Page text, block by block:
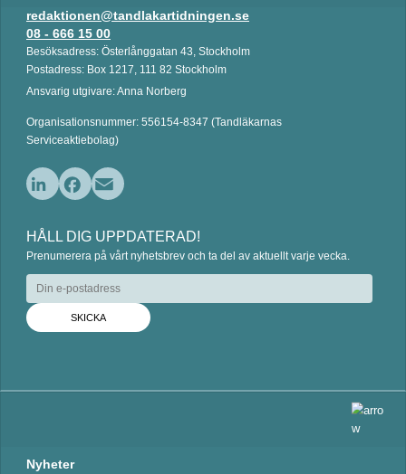
redaktionen@tandlakartidningen.se
08 - 666 15 00
Besöksadress: Österlånggatan 43, Stockholm
Postadress: Box 1217, 111 82 Stockholm
Ansvarig utgivare: Anna Norberg
Organisationsnummer: 556154-8347 (Tandläkarnas
Serviceaktiebolag)
n
k
e
I
n
c
e
b
o
k
a
i
l
HÅLL DIG UPPDATERAD!
Prenumerera på vårt nyhetsbrev och ta del av aktuellt varje vecka.
Nyheter